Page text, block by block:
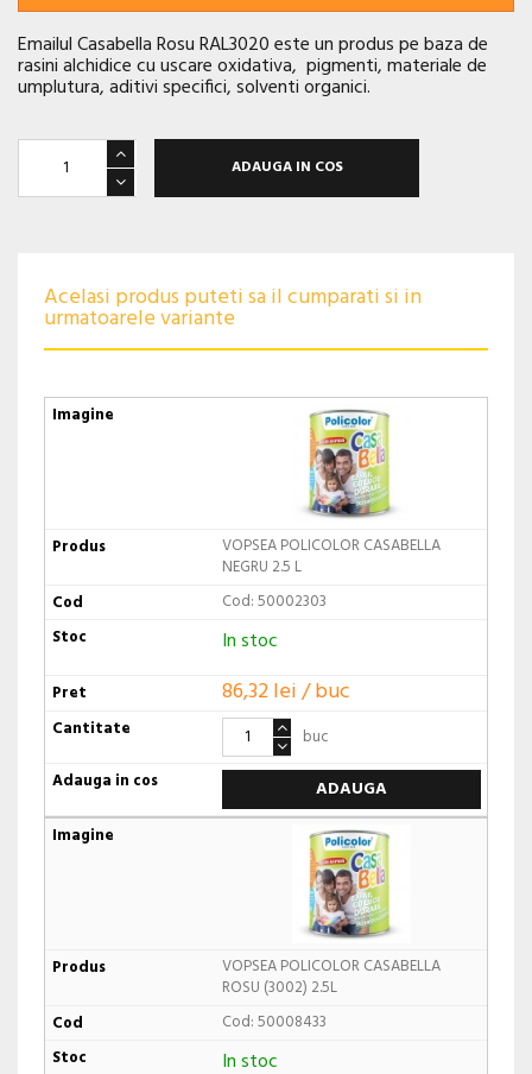
Emailul Casabella Rosu RAL3020 este un produs pe baza de
rasini alchidice cu uscare oxidativa, pigmenti, materiale de
umplutura, aditivi specifici, solventi organici.
ADAUGA IN COS
Acelasi produs puteti sa il cumparati si in
urmatoarele variante
VOPSEA POLICOLOR CASABELLA
NEGRU 2.5 L
Cod: 50002303
In stoc
86,32 lei / buc
buc
ADAUGA
VOPSEA POLICOLOR CASABELLA
ROSU (3002) 2.5L
Cod: 50008433
In stoc